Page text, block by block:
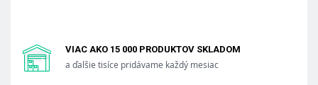
VIAC AKO 15 000 PRODUKTOV SKLADOM
a ďalšie tisíce pridávame každý mesiac